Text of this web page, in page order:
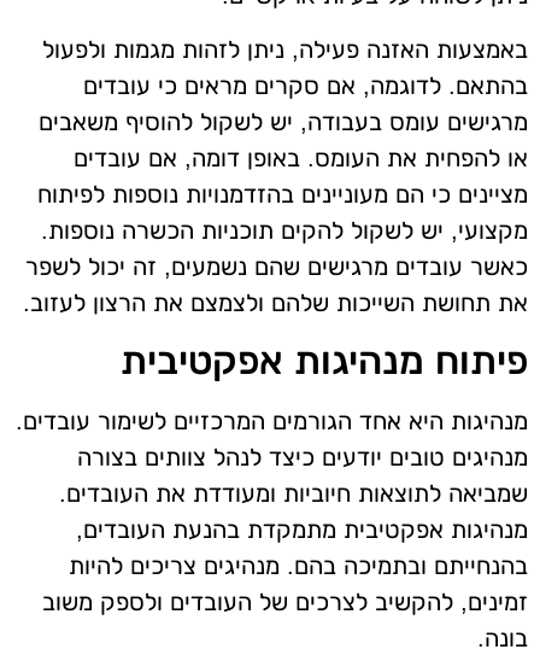
באמצעות האזנה פעילה, ניתן לזהות מגמות ולפעול
בהתאם. לדוגמה, אם סקרים מראים כי עובדים
מרגישים עומס בעבודה, יש לשקול להוסיף משאבים
או להפחית את העומס. באופן דומה, אם עובדים
מציינים כי הם מעוניינים בהזדמנויות נוספות לפיתוח
מקצועי, יש לשקול להקים תוכניות הכשרה נוספות.
כאשר עובדים מרגישים שהם נשמעים, זה יכול לשפר
את תחושת השייכות שלהם ולצמצם את הרצון לעזוב.
פיתוח מנהיגות אפקטיבית
מנהיגות היא אחד הגורמים המרכזיים לשימור עובדים.
מנהיגים טובים יודעים כיצד לנהל צוותים בצורה
שמביאה לתוצאות חיוביות ומעודדת את העובדים.
מנהיגות אפקטיבית מתמקדת בהנעת העובדים,
בהנחייתם ובתמיכה בהם. מנהיגים צריכים להיות
זמינים, להקשיב לצרכים של העובדים ולספק משוב
בונה.